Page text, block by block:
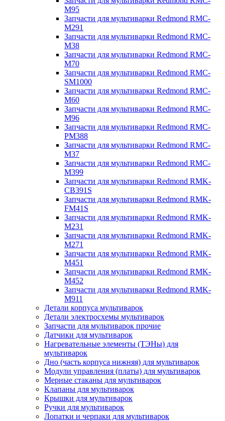
M95
Запчасти для мультиварки Redmond RMC-
M291
Запчасти для мультиварки Redmond RMC-
M38
Запчасти для мультиварки Redmond RMC-
M70
Запчасти для мультиварки Redmond RMC-
SM1000
Запчасти для мультиварки Redmond RMC-
M60
Запчасти для мультиварки Redmond RMC-
M96
Запчасти для мультиварки Redmond RMC-
PM388
Запчасти для мультиварки Redmond RMC-
M37
Запчасти для мультиварки Redmond RMC-
M399
Запчасти для мультиварки Redmond RMK-
CB391S
Запчасти для мультиварки Redmond RMK-
FM41S
Запчасти для мультиварки Redmond RMK-
M231
Запчасти для мультиварки Redmond RMK-
M271
Запчасти для мультиварки Redmond RMK-
M451
Запчасти для мультиварки Redmond RMK-
M452
Запчасти для мультиварки Redmond RMK-
M911
Детали корпуса мультиварок
Детали электросхемы мультиварок
Запчасти для мультиварок прочие
Датчики для мультиварок
Нагревательные элементы (ТЭНы) для
мультиварок
Дно (часть корпуса нижняя) для мультиварок
Модули управления (платы) для мультиварок
Мерные стаканы для мультиварок
Клапаны для мультиварок
Крышки для мультиварок
Ручки для мультиварок
Лопатки и черпаки для мультиварок